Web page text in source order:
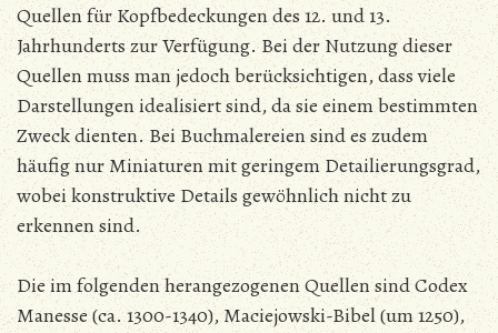
Quellen für Kopfbedeckungen des 12. und 13.
Jahrhunderts zur Verfügung. Bei der Nutzung dieser
Quellen muss man jedoch berücksichtigen, dass viele
Darstellungen idealisiert sind, da sie einem bestimmten
Zweck dienten. Bei Buchmalereien sind es zudem
häufig nur Miniaturen mit geringem Detailierungsgrad,
wobei konstruktive Details gewöhnlich nicht zu
erkennen sind.
Die im folgenden herangezogenen Quellen sind Codex
Manesse (ca. 1300-1340), Maciejowski-Bibel (um 1250),